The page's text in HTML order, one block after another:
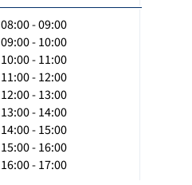
08:00 - 09:00
09:00 - 10:00
10:00 - 11:00
11:00 - 12:00
12:00 - 13:00
13:00 - 14:00
14:00 - 15:00
15:00 - 16:00
16:00 - 17:00